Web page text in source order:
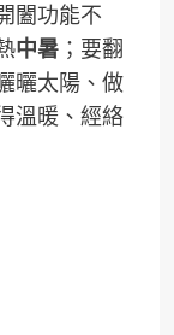
闔功能不
中暑；要翻
曬太陽、做
溫暖、經絡